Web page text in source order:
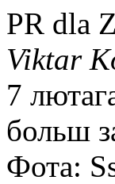
PR dla
Viktar
7
больш
Фота: